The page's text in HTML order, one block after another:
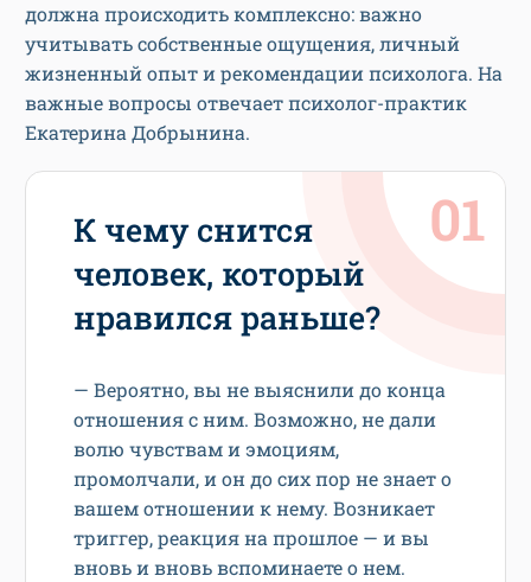
должна происходить комплексно: важно
учитывать собственные ощущения, личный
жизненный опыт и рекомендации психолога. На
важные вопросы отвечает психолог-практик
Екатерина Добрынина.
К чему снится
человек, который
нравился раньше?
— Вероятно, вы не выяснили до конца
отношения с ним. Возможно, не дали
волю чувствам и эмоциям,
промолчали, и он до сих пор не знает о
вашем отношении к нему. Возникает
триггер, реакция на прошлое — и вы
вновь и вновь вспоминаете о нем.